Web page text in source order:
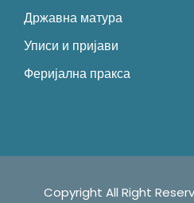
Државна матура
Уписи и пријави
Феријална пракса
Copyright All Right